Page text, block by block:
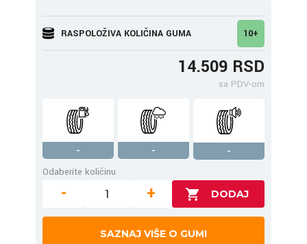
RASPOLOŽIVA KOLIČINA GUMA 10+
14.509 RSD
sa PDV-om
- -
-
Odaberite količinu
- +
SAZNAJ VIŠE O GUMI